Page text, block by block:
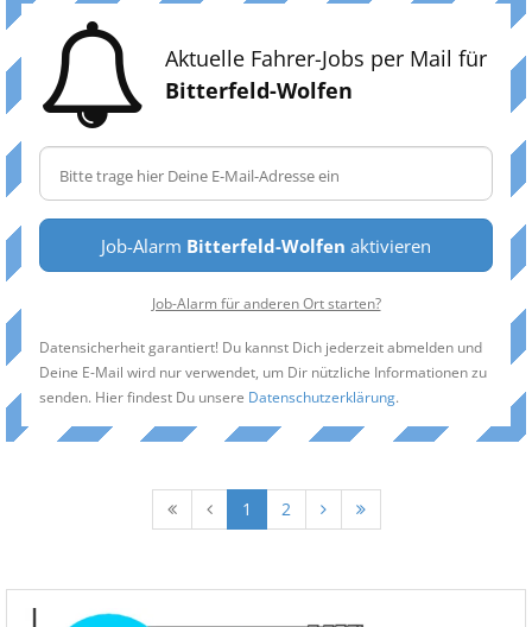
Aktuelle Fahrer-Jobs per Mail für
Bitterfeld-Wolfen
Job-Alarm Bitterfeld-Wolfen aktivieren
Job-Alarm für anderen Ort starten?
Datensicherheit garantiert! Du kannst Dich jederzeit abmelden und
Deine E-Mail wird nur verwendet, um Dir nützliche Informationen zu
senden. Hier findest Du unsere Datenschutzerklärung.
1 2